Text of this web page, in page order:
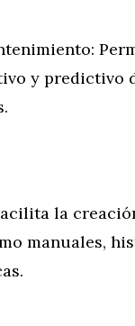
y predictivo
la
manuales,